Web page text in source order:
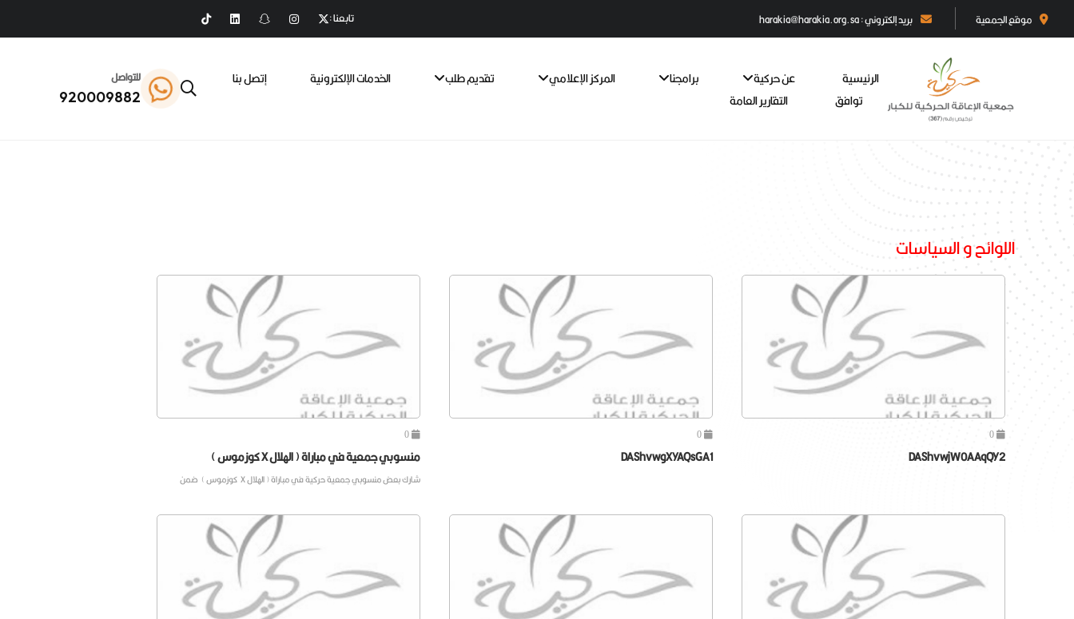
موقع الجمعية بريد إلكتروني : harakia@harakia.org.sa تابعنا :
الرئيسية عن حركية برامجنا المركز الإعلامي تقديم طلب الخدمات الإلكترونية
إتصل بنا
توافق
التقارير العامة
للتواصل
920009882
اللوائح و السياسات
0
DAShvwjW0AAqQY2
0
DAShvwgXYAQsGA1
0
منسوبي جمعية في مباراة ( الهلال X كوزموس )
شارك بعض منسوبي جمعية حركية في مباراة ( الهلال X كوزموس ) ضمن